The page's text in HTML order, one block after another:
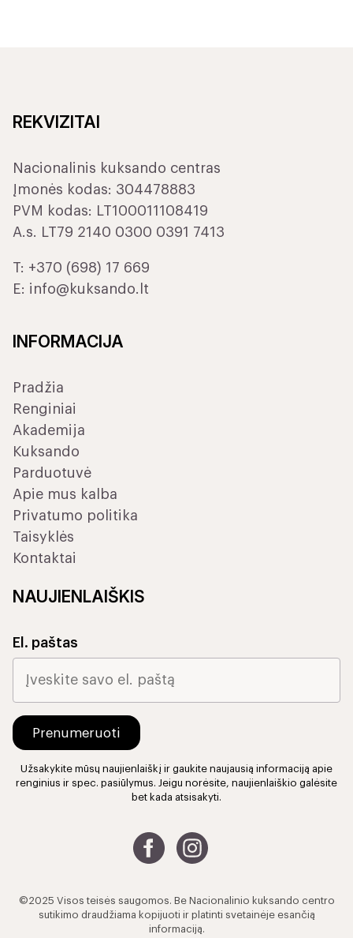
REKVIZITAI
Nacionalinis kuksando centras
Įmonės kodas: 304478883
PVM kodas: LT100011108419
A.s. LT79 2140 0300 0391 7413
T: +370 (698) 17 669
E: info@kuksando.lt
INFORMACIJA
Pradžia
Renginiai
Akademija
Kuksando
Parduotuvė
Apie mus kalba
Privatumo politika
Taisyklės
Kontaktai
NAUJIENLAIŠKIS
El. paštas
Užsakykite mūsų naujienlaiškį ir gaukite naujausią informaciją apie
renginius ir spec. pasiūlymus. Jeigu norėsite, naujienlaiškio galėsite
bet kada atsisakyti.
©2025 Visos teisės saugomos. Be Nacionalinio kuksando centro
sutikimo draudžiama kopijuoti ir platinti svetainėje esančią
informaciją.